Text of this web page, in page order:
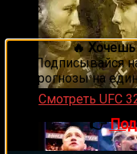
Смотреть UFC
🔥 Хочешь
Подписывайся
прогнозы на
👉